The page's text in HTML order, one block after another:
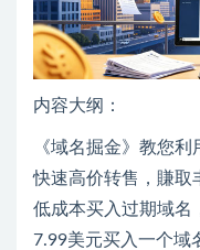
内容大纲：
《域名掘金》教您
快速高价转售，賺取
低成本买入过期域
7.99美元买入一个域